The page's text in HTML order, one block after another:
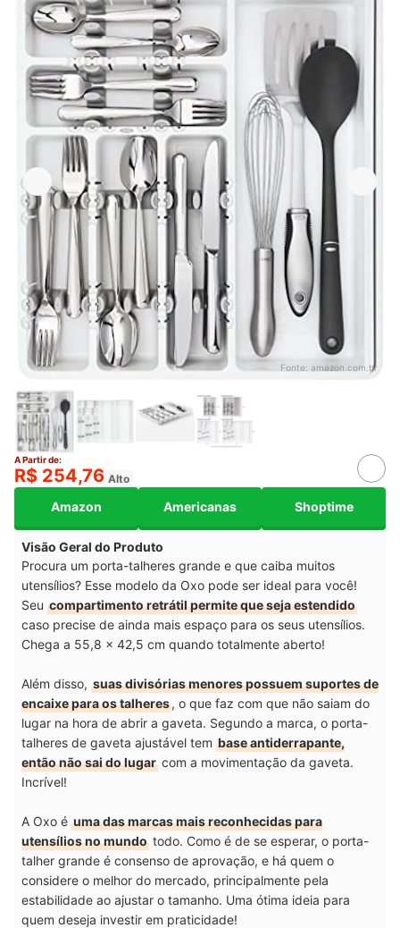
Fonte: amazon.com.br
A Partir de:
R$ 254,76 Alto
Amazon Americanas Shoptime
Visão Geral do Produto
Procura um porta-talheres grande e que caiba muitos
utensílios? Esse modelo da Oxo pode ser ideal para você!
Seu compartimento retrátil permite que seja estendido
caso precise de ainda mais espaço para os seus utensílios.
Chega a 55,8 x 42,5 cm quando totalmente aberto!
Além disso, suas divisórias menores possuem suportes de
encaixe para os talheres, o que faz com que não saiam do
lugar na hora de abrir a gaveta. Segundo a marca, o porta-
talheres de gaveta ajustável tem base antiderrapante,
então não sai do lugar com a movimentação da gaveta.
Incrível!
A Oxo é uma das marcas mais reconhecidas para
utensílios no mundo todo. Como é de se esperar, o porta-
talher grande é consenso de aprovação, e há quem o
considere o melhor do mercado, principalmente pela
estabilidade ao ajustar o tamanho. Uma ótima ideia para
quem deseja investir em praticidade!